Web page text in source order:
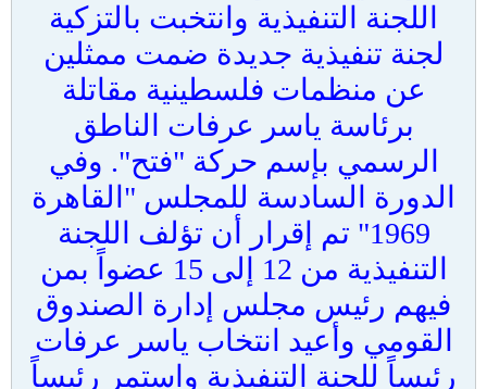
اللجنة التنفيذية وانتخبت بالتزكية
لجنة تنفيذية جديدة ضمت ممثلين
عن منظمات فلسطينية مقاتلة
برئاسة ياسر عرفات الناطق
الرسمي بإسم حركة "فتح". وفي
الدورة السادسة للمجلس "القاهرة
1969" تم إقرار أن تؤلف اللجنة
التنفيذية من 12 إلى 15 عضواً بمن
فيهم رئيس مجلس إدارة الصندوق
القومي وأعيد انتخاب ياسر عرفات
رئيساً للجنة التنفيذية واستمر رئيساً